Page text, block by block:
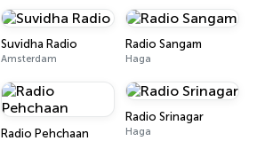
Suvidha Radio
Amsterdam
Radio Sangam
Haga
Radio Pehchaan
Radio Srinagar
Haga